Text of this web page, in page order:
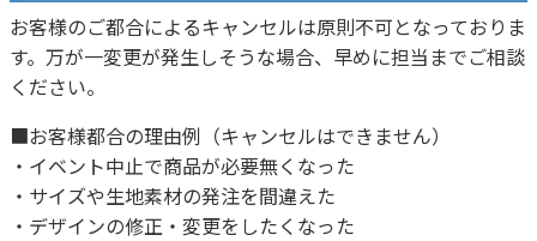
お客様のご都合によるキャンセルは原則不可となっておりま
す。万が一変更が発生しそうな場合、早めに担当までご相談
ください。
■お客様都合の理由例（キャンセルはできません）
・イベント中止で商品が必要無くなった
・サイズや生地素材の発注を間違えた
・デザインの修正・変更をしたくなった